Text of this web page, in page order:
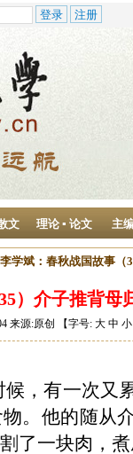
文 理论 ▪ 论文 主
学斌：春秋战国故事（
）介子推背母
来源:原创 【字号: 大 中 小
，有一次又
。他的随从
了一块肉，